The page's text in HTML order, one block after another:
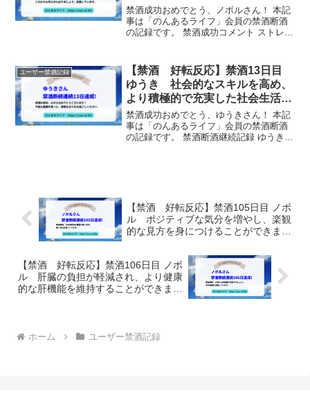
とができます。
禁酒成功おめでとう、ノボルさん！ 本記
事は「のんあるライフ」会員の禁酒断酒
の記録です。 禁酒成功コメント ストレス
んは、禁酒を145日間継続しました！ サ
ポーター...
ユーザー禁酒記録
【禁酒 好転反応】禁酒13日目
ゆうき 社会的なスキルを高め、
より積極的で充実した社会生活を
送ることができます。
禁酒成功おめでとう、ゆうきさん！ 本記
事は「のんあるライフ」会員の禁酒断酒
の記録です。 禁酒断酒継続記録 ゆうきさ
【禁酒 好転反応】禁酒105日目 ノボ
ル ポジティブな気分を増やし、楽観
的な見方を身につけることができま
【禁酒 好転反応】禁酒106日目 ノボ
ル 肝臓の負担が軽減され、より健康
的な肝機能を維持することができま
ホーム ユーザー禁酒記録